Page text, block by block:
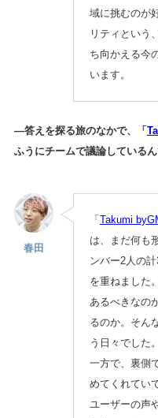
域に挑むのが
リティという
ち向かえる今
います。
—答えを探る旅のなかで、「
ふうにチームで議論している
春田
「 Takumi
は、まだ何も
ンバー2人の
を重ねました
あるべきなの
るのか。そん
う日々でした。
一方で、裏側
めてくれてい
ユーザーの声